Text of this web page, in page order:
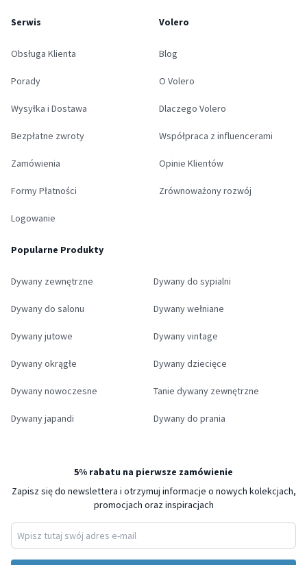
Serwis
Obsługa Klienta
Porady
Wysyłka i Dostawa
Bezpłatne zwroty
Zamówienia
Formy Płatności
Logowanie
Volero
Blog
O Volero
Dlaczego Volero
Współpraca z influencerami
Opinie Klientów
Zrównoważony rozwój
Popularne Produkty
Dywany zewnętrzne Dywany do sypialni
Dywany do salonu Dywany wełniane
Dywany jutowe Dywany vintage
Dywany okrągłe Dywany dziecięce
Dywany nowoczesne Tanie dywany zewnętrzne
Dywany japandi Dywany do prania
5% rabatu na pierwsze zamówienie
Zapisz się do newslettera i otrzymuj informacje o nowych kolekcjach,
promocjach oraz inspiracjach